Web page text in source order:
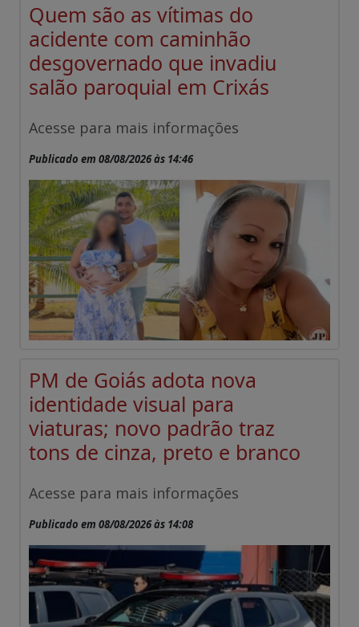
Quem são as vítimas do
acidente com caminhão
desgovernado que invadiu
salão paroquial em Crixás
Acesse para mais informações
Publicado em 08/08/2026 às 14:46
PM de Goiás adota nova
identidade visual para
viaturas; novo padrão traz
tons de cinza, preto e branco
Acesse para mais informações
Publicado em 08/08/2026 às 14:08